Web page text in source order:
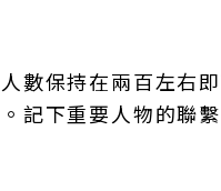
數保持在兩百左右
記下重要人物的聯